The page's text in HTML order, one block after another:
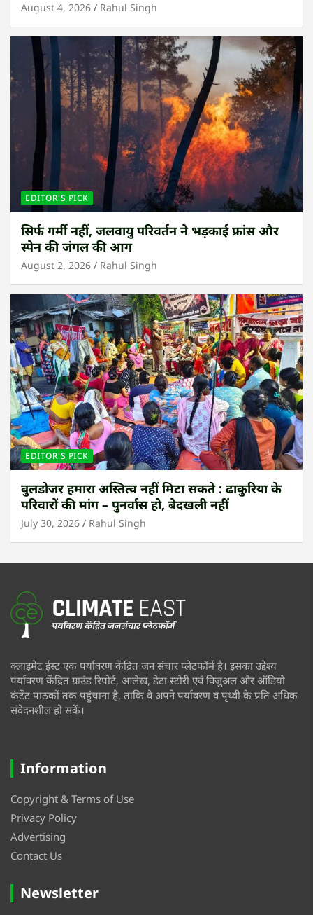
August 4, 2026 Rahul Singh
EDITOR'S PICK
सिर्फ गर्मी नहीं, जलवायु परिवर्तन ने भड़काई फ्रांस और
स्पेन की जंगल की आग
August 2, 2026 Rahul Singh
EDITOR'S PICK
बुलडोजर हमारा अस्तित्व नहीं मिटा सकते : ढाकुरिया के
परिवारों की मांग – पुनर्वास हो, बेदखली नहीं
July 30, 2026 Rahul Singh
क्लाइमेट ईस्ट एक पर्यावरण केंद्रित जन संचार प्लेटफॉर्म है। इसका उद्देश्य
पर्यावरण केंद्रित ग्राउंड रिपोर्ट, आलेख, डेटा स्टोरी एवं विजुअल और ऑडियो
कंटेंट पाठकों तक पहुंचाना है, ताकि वे अपने पर्यावरण व पृथ्वी के प्रति अधिक
संवेदनशील हो सकें।
Information
Copyright & Terms of Use
Privacy Policy
Advertising
Contact Us
Newsletter